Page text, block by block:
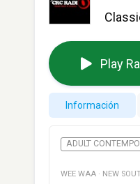
Play
Información
ADULT
WEE WAA · NEW